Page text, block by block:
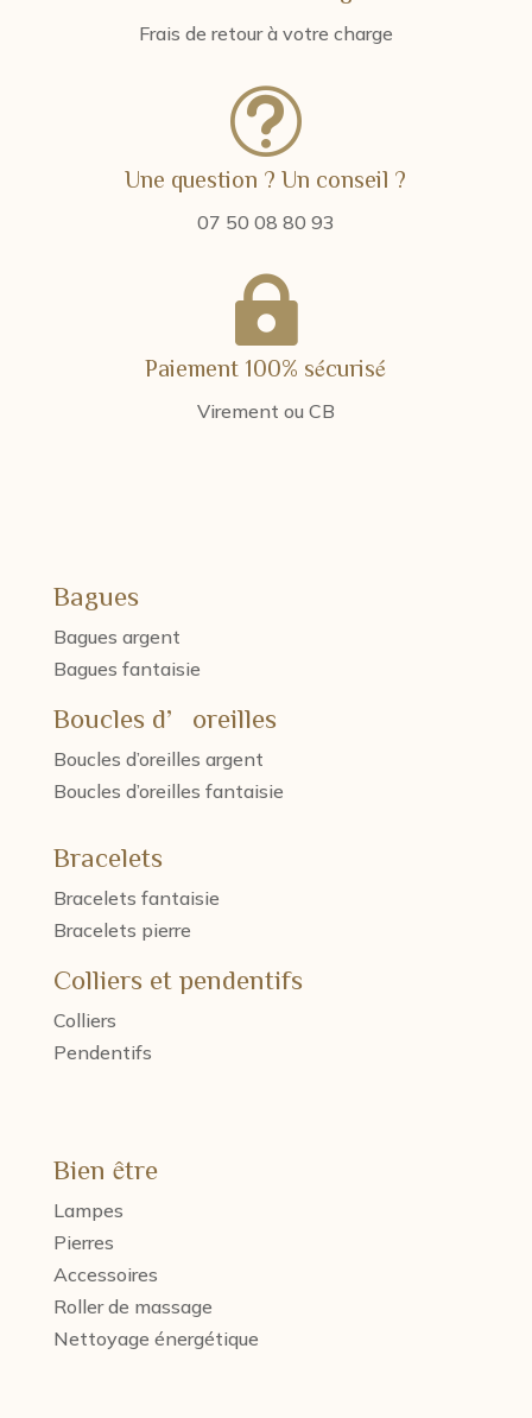
Frais de retour à votre charge
t
Une question ? Un conseil ?
07 50 08 80 93

Paiement 100% sécurisé
Virement ou CB
Bagues
Bagues argent
Bagues fantaisie
Boucles d’oreilles
Boucles d’oreilles argent
Boucles d’oreilles fantaisie
Bracelets
Bracelets fantaisie
Bracelets pierre
Colliers et pendentifs
Colliers
Pendentifs
Bien être
Lampes
Pierres
Accessoires
Roller de massage
Nettoyage énergétique